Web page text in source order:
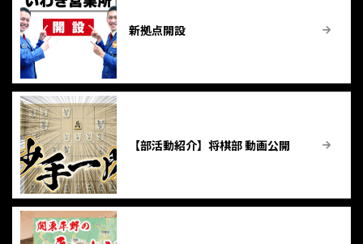
新拠点開設
【部活動紹介】将棋部 動画公開